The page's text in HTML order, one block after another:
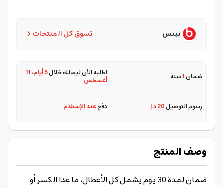
تسوق كل المنتجات بيتس
ضمان1سنة اطلبه الآن ليصلك خلال5 أيام ،11
أغسطس
رسوم التوصيل20 د.إ دفععند الإستلام
وصف المنتج
ضمان لمدة 30 يوم يشمل كل الأعطال، ما عدا الكسر أو